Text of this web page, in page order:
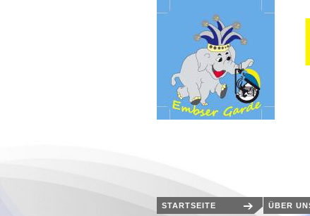
STARTSEITE ÜBER